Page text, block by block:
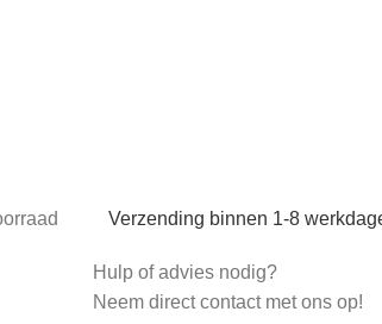
Verzending binnen 1-8
Hulp of advies nodig?
Neem direct contact met ons op!